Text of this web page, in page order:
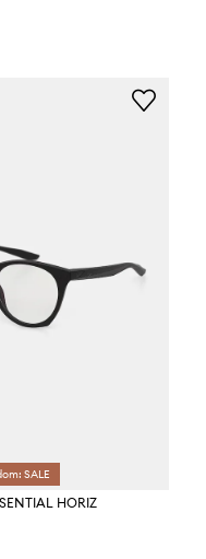
SALE
HORIZ